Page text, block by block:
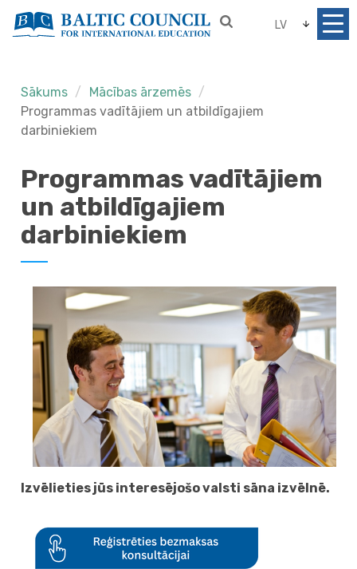
LV
Sākums
Mācības ārzemēs
Programmas vadītājiem un atbildīgajiem
darbiniekiem
Programmas vadītājiem
un atbildīgajiem
darbiniekiem
Izvēlieties jūs interesējošo valsti sāna izvēlnē.